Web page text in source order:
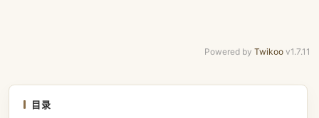
Powered by Twikoo v1.7.11
目录